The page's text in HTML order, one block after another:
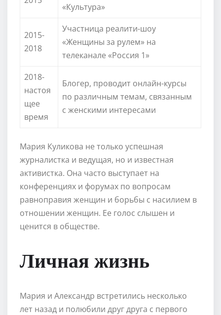
«Культура»
2015-
2018
Участница реалити-шоу
«Женщины за рулем» на
телеканале «Россия 1»
2018-
настоя
щее
время
Блогер, проводит онлайн-курсы
по различным темам, связанным
с женскими интересами
Мария Куликова не только успешная
журналистка и ведущая, но и известная
активистка. Она часто выступает на
конференциях и форумах по вопросам
равноправия женщин и борьбы с насилием в
отношении женщин. Ее голос слышен и
ценится в обществе.
Личная жизнь
Мария и Александр встретились несколько
лет назад и полюбили друг друга с первого